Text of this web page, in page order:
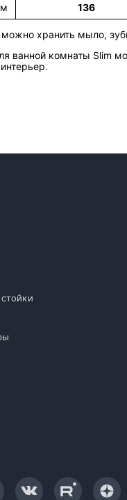
136
хранить мыло,
ванной комнаты Slim